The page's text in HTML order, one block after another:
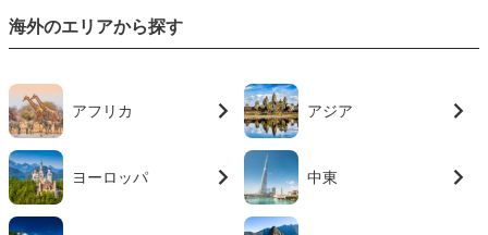
海外のエリアから探す
アフリカ アジア
ヨーロッパ 中東